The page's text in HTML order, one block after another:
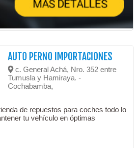
AUTO PERNO IMPORTACIONES
c. General Achá, Nro. 352 entre
Tumusla y Hamiraya. -
Cochabamba,
de repuestos para coches todo lo
tu vehículo en óptimas